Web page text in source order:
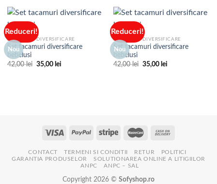
Reduceri!
Nou
ACCESORII DIVERSIFICARE
Set tacamuri diversificare
bebelusi
42,00lei Prețul
35,00 leiPrețul
Reduceri!
Nou
ACCESORII DIVERSIFICARE
Set tacamuri diversificare
bebelusi
42,00lei Prețul
35,00 leiPrețul
CONTACT TERMENI SI CONDITII RETUR
POLITICI
GARANTIA PRODUSELOR
SOLUTIONAREA ONLINE A LITIGIILOR
ANPC
ANPC – SAL
Copyright 2026 © Sofyshop.ro